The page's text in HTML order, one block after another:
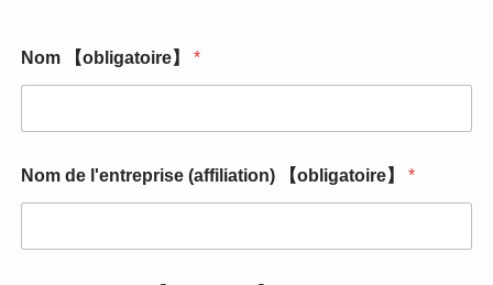
Nom 【obligatoire】 *
*
【
b
Nom de l'entreprise (affiliation) 【obligatoire】 *